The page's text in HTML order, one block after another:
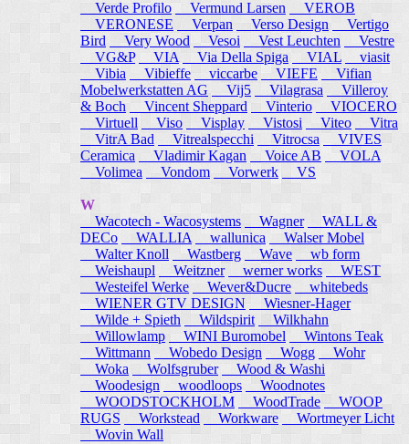
Verde Profilo
Vermund Larsen
VEROB
VERONESE
Verpan Verso Design
Vertigo
Bird
Very Wood Vesoi Vest Leuchten
Vestre
VG&P
VIA Via Della Spiga VIAL
viasit
Vibia
Vibieffe viccarbe VIEFE
Vifian
Mobelwerkstatten AG
Vij5 Vilagrasa
Villeroy
& Boch
Vincent Sheppard Vinterio
VIOCERO
Virtuell
Viso Visplay Vistosi Viteo
Vitra
VitrA Bad
Vitrealspecchi Vitrocsa
VIVES
Ceramica
Vladimir Kagan Voice AB
VOLA
Volimea
Vondom Vorwerk VS
W
Wacotech - Wacosystems
Wagner
WALL &
DECo
WALLIA wallunica
Walser Mobel
Walter Knoll
Wastberg Wave
wb form
Weishaupl
Weitzner werner works
WEST
Westeifel Werke
Wever&Ducre
whitebeds
WIENER GTV DESIGN
Wiesner-Hager
Wilde + Spieth
Wildspirit
Wilkhahn
Willowlamp
WINI Buromobel
Wintons Teak
Wittmann
Wobedo Design Wogg
Wohr
Woka
Wolfsgruber
Wood & Washi
Woodesign
woodloops
Woodnotes
WOODSTOCKHOLM
WoodTrade
WOOP
RUGS
Workstead Workware
Wortmeyer Licht
Wovin Wall